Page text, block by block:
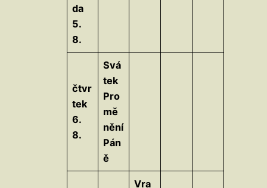
da
5.
8.
čtvr
tek
6.
8.
Svá
tek
Pro
mě
nění
Pán
ě
Vra